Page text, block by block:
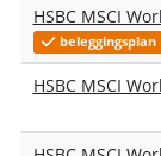
HSBC MSCI
beleggingsplan
HSBC MSCI